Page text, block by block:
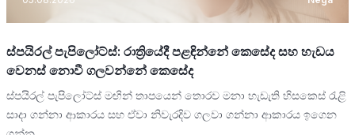
ස්පයිරල් පැපිලෝට්ස්: රාත්‍රියේදී පළඳින්නේ කෙසේද සහ හැඩය
වෙනස් නොවී ගලවන්නේ කෙසේද
ස්පයිරල් පැපිලෝට්ස් මඟින් තාපයෙන් තොරව මනා හැඩැති හිසකෙස් රැළි
සාදා ගන්නා ආකාරය සහ ඒවා නිවැරදිව ගලවා ගන්නා ආකාරය ඉගෙන